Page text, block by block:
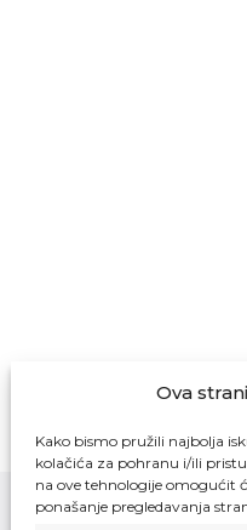
Ova
Kako bismo pružili najbolja
kolačića za pohranu i/ili
na ove tehnologije omogućit
ponašanje pregledavanja